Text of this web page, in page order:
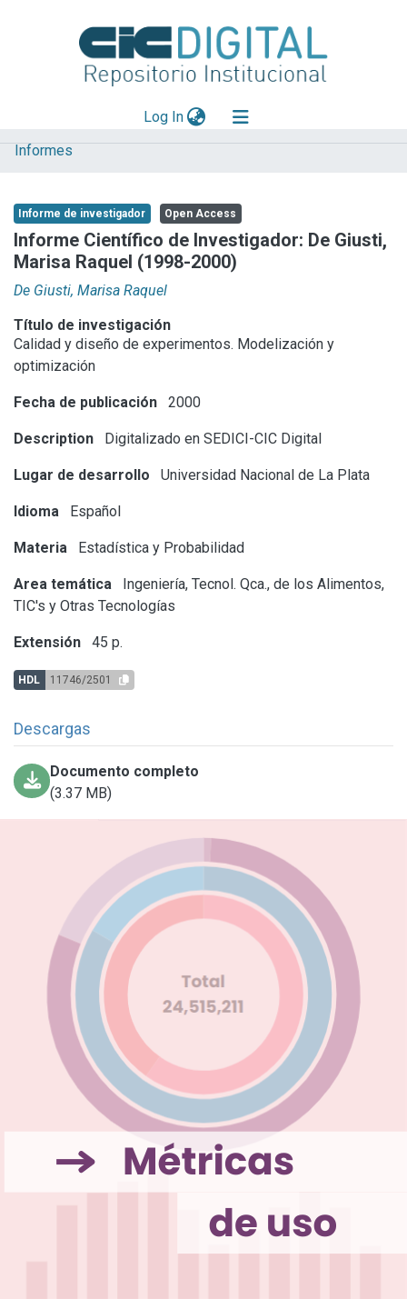
Log In(current)
Explorar
Aportar material
Statistics
Informes
Informe de investigador Open Access
Informe Científico de Investigador: De Giusti,
Marisa Raquel (1998-2000)
De Giusti, Marisa Raquel
Título de investigación
Calidad y diseño de experimentos. Modelización y
optimización
Fecha de publicación 2000
Description Digitalizado en SEDICI-CIC Digital
Lugar de desarrollo Universidad Nacional de La Plata
Idioma Español
Materia Estadística y Probabilidad
Area temática
Ingeniería, Tecnol. Qca., de los Alimentos,
TIC's y Otras Tecnologías
Extensión 45 p.
HDL 11746/2501
Descargas
Documento completo
(3.37 MB)